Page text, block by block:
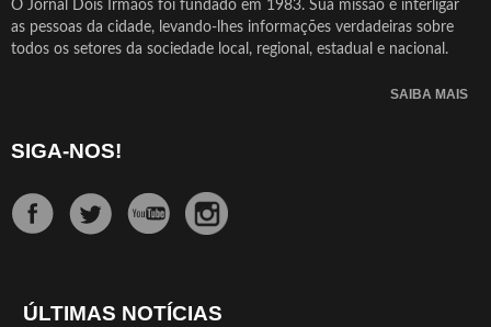
O Jornal Dois Irmãos foi fundado em 1983. Sua missão é interligar
as pessoas da cidade, levando-lhes informações verdadeiras sobre
todos os setores da sociedade local, regional, estadual e nacional.
SAIBA MAIS
SIGA-NOS!
ÚLTIMAS NOTÍCIAS